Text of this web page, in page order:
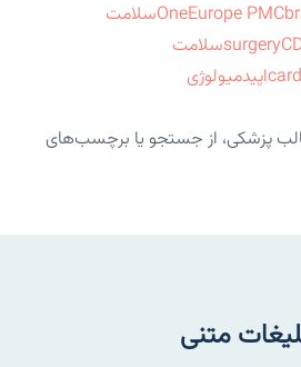
OneEurope PMC
سلامت
surgeryسلامت
اپیدمیولوژی
پزشکی، از جستجو یا برچسب‌های
متنی